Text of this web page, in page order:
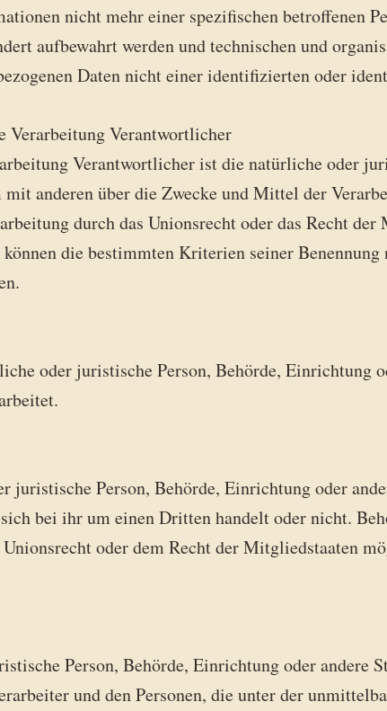
nicht mehr einer spezifischen betroffenen
aufbewahrt werden und technischen und
Daten nicht einer identifizierten oder
Verantwortlicher
Verantwortlicher ist die natürliche oder
anderen über die Zwecke und Mittel der
durch das Unionsrecht oder das Recht
die bestimmten Kriterien seiner
oder juristische Person, Behörde, Einrichtung
juristische Person, Behörde, Einrichtung oder
bei ihr um einen Dritten handelt oder nicht.
oder dem Recht der Mitgliedstaaten
Person, Behörde, Einrichtung oder andere
und den Personen, die unter der